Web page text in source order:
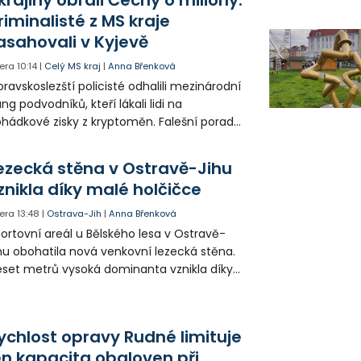
z MS kraje
v Kyjevě
10:14 | Celý MS kraj |Anna Břenková
policisté odhalili mezinárodní
podvodníků, kteří lákali lidi na
zisky z kryptoměn. Falešní poradci
až stovky milionů korun. Na padesátce
prohlídek v Kyjevě se podíleli i
vyšetřovatelé.
stěna v Ostravě-Jihu
díky malé holčičce
13:48 | Ostrava-Jih |Anna Břenková
areál u Bělského lesa v Ostravě-
obohatila nová venkovní lezecká stěna.
metrů vysoká dominanta vznikla díky
opravy Rudné limituje